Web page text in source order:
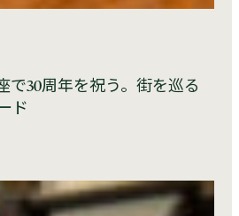
で30周年を祝う。街を巡る
ド